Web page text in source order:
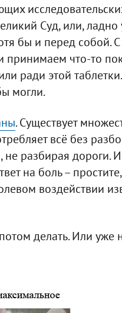
Суд, или, ладно
бы и перед собой.
принимаем что-то
ради этой
могли.
. Существует
всё без
не разбирая дороги.
на боль – простите,
воздействии
делать. Или уже